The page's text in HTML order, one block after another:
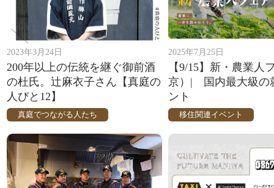
2023年3月24日
200年以上の伝統を継ぐ御前酒
の杜氏。辻麻衣子さん【真庭の
人びと12】
真庭でつながる人たち
2025年7月25日
【9/15】新・農業人
京）| 国内最大級の
ント
移住関連イベント